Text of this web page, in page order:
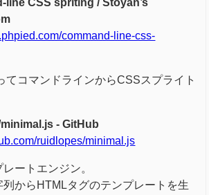
line CSS spriting / Stoyan’s
command-line-css-
てコマンドラインからCSSスプライト
- GitHub
ruidlopes/minimal.js
ートエンジン。
からHTMLタグのテンプレートを生